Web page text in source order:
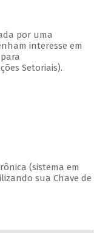
por uma
interesse em
Setoriais).
(sistema em
sua Chave de